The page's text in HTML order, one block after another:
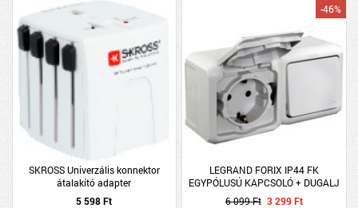
SKROSS Univerzális konnektor
átalakító adapter
5 598 Ft
LEGRAND FORIX IP44 FK
EGYPÓLUSÚ KAPCSOLÓ + DUGALJ
SZÜRKE, 16A 250V
-46%
6 099 Ft 3 299 Ft